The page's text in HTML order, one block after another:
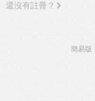
還沒有註冊？
簡易版